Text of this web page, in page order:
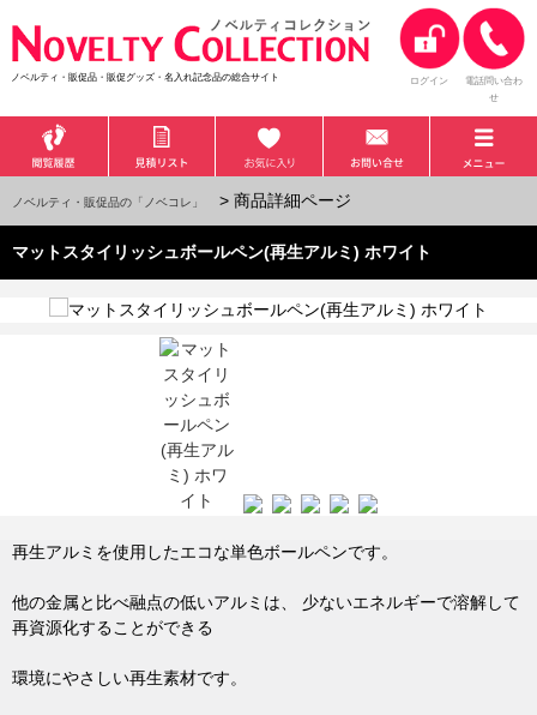
ノベルティ・販促品・販促グッズ・名入れ記念品の総合サイト ログイン
電話問い合わ
せ
ノベルティ・販促品の「ノベコレ」 > 商品詳細ページ
マットスタイリッシュボールペン(再生アルミ) ホワイト
再生アルミを使用したエコな単色ボールペンです。
他の金属と比べ融点の低いアルミは、 少ないエネルギーで溶解して
再資源化することができる
環境にやさしい再生素材です。